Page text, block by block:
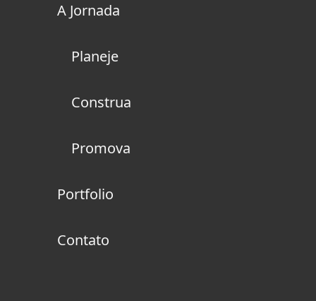
A Jornada
Planeje
Construa
Promova
Portfolio
Contato